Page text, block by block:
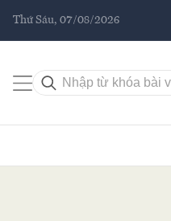
Thứ Sáu, 07/08/2026